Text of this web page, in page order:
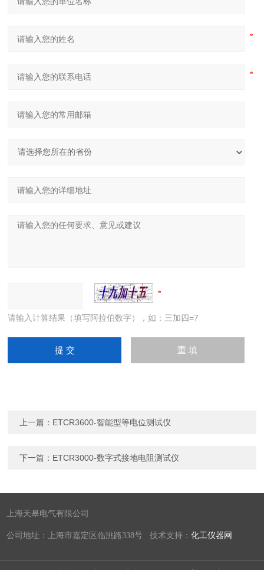
请输入计算结果（填写阿拉伯数字），如：三加四=7
上一篇： ETCR3600-智能型等电位测试仪
下一篇： ETCR3000-数字式接地电阻测试仪
上海天皋电气有限公司
公司地址：上海市嘉定区临洮路338号 技术支持：化工仪器网